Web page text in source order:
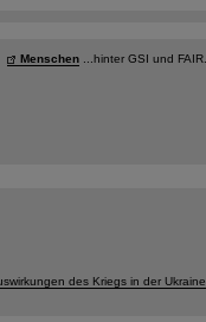
Menschen ...hinter GSI und FAIR.
des Kriegs in der Ukraine